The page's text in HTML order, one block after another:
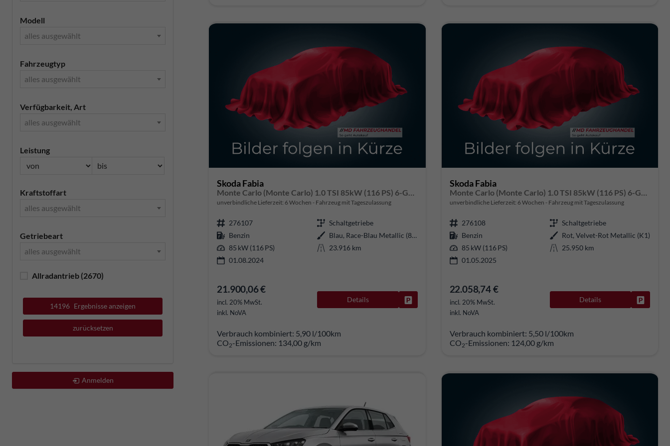
Skoda Fabia
Monte Carlo (Monte Carlo) 1.0 TSI 85kW (116 PS) 6-Gang Schaltgetriebe
unverbindliche Lieferzeit: 6 Wochen Fahrzeug mit Tageszulassung
276107
Schaltgetriebe
Benzin
Blau, Race-Blau Metallic (8X)
85 kW (116 PS)
23.916 km
01.08.2024
21.900,06 €
incl. 20% MwSt.
inkl. NoVA
Details Fahrzeug parken
Verbrauch kombiniert: 5,90 l/100km
CO2-Emissionen: 134,00 g/km
Skoda Fabia
Monte Carlo (Monte Carlo) 1.0 TSI 85kW (116 PS) 6-Gang Schaltgetriebe
unverbindliche Lieferzeit: 6 Wochen Fahrzeug mit Tageszulassung
276108
Schaltgetriebe
Benzin
Rot, Velvet-Rot Metallic (K1)
85 kW (116 PS)
25.950 km
01.05.2025
22.058,74 €
incl. 20% MwSt.
inkl. NoVA
Details
Verbrauch kombiniert: 5,50 l/100km
CO2-Emissionen: 124,00 g/km
Modell
alles ausgewählt
Fahrzeugtyp
alles ausgewählt
Verfügbarkeit, Art
alles ausgewählt
Leistung
Kraftstoffart
alles ausgewählt
Getriebeart
alles ausgewählt
Allradantrieb (2670)
14196 Ergebnisse anzeigen
zurücksetzen
Anmelden